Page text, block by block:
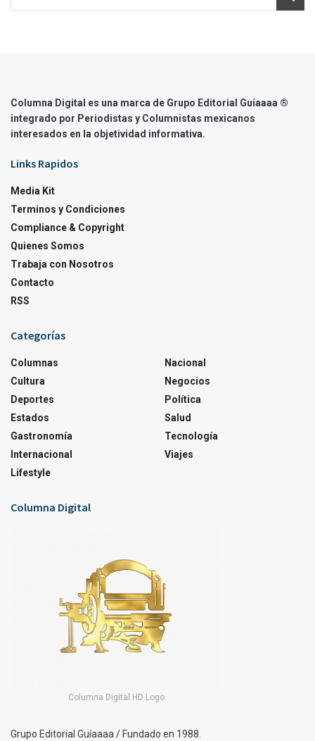
Columna Digital es una marca de Grupo Editorial Guíaaaa ®
integrado por Periodistas y Columnistas mexicanos
interesados en la objetividad informativa.
Links Rapidos
Media Kit
Terminos y Condiciones
Compliance & Copyright
Quienes Somos
Trabaja con Nosotros
Contacto
RSS
Categorías
Columnas
Cultura
Deportes
Estados
Gastronomía
Internacional
Lifestyle
Nacional
Negocios
Política
Salud
Tecnología
Viajes
Columna Digital
Columna Digital HD Logo
Grupo Editorial Guíaaaa / Fundado en 1988.